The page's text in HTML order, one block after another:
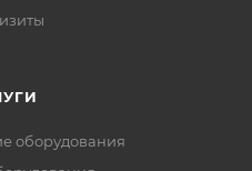
оборудования